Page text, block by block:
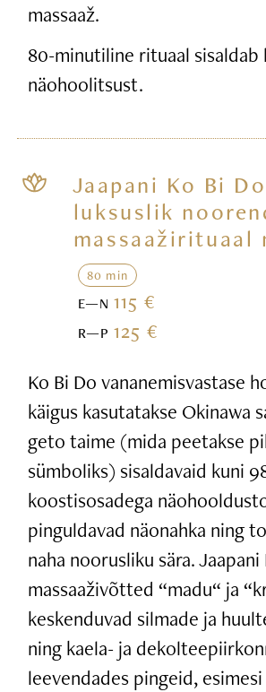
massaaž.
80-minutiline rituaal sisaldab
näohoolitsust.
Jaapani Ko Bi
luksuslik
massaažirituaal
80 min
E—N115 €
R—P125 €
Ko Bi Do vananemisvastase
käigus kasutatakse Okinawa
geto taime (mida peetakse
sümboliks) sisaldavaid kuni
koostisosadega
pinguldavad näonahka ning
naha noorusliku sära. Jaapani
massaaživõtted “madu“ ja
keskenduvad silmade ja
ning kaela- ja
leevendades pingeid, esimesi